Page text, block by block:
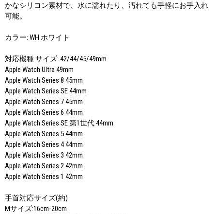
かなシリコン素材で、水に濡れたり、汚れても手軽にお手入れ
可能。
カラー: WH ホワイト
対応機種 サイズ: 42/44/45/49mm
Apple Watch Ultra 49mm
Apple Watch Series 8 45mm
Apple Watch Series SE 44mm
Apple Watch Series 7 45mm
Apple Watch Series 6 44mm
Apple Watch Series SE 第1世代 44mm
Apple Watch Series 5 44mm
Apple Watch Series 4 44mm
Apple Watch Series 3 42mm
Apple Watch Series 2 42mm
Apple Watch Series 1 42mm
手首対応サイズ(約)
Mサイズ:16cm-20cm